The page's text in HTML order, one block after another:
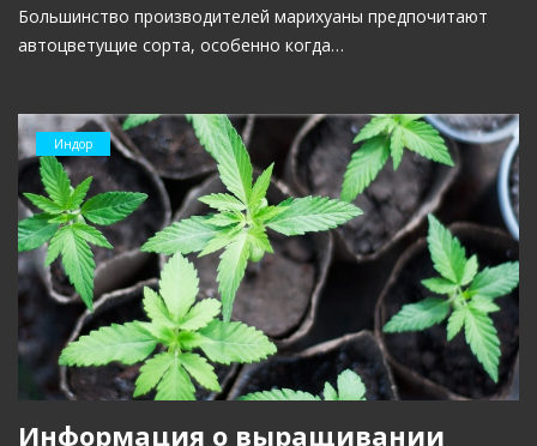
Большинство производителей марихуаны предпочитают
автоцветущие сорта, особенно когда…
Индор
Информация о выращивании